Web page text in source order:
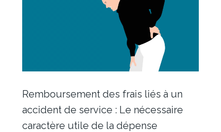
Remboursement des frais liés à un
accident de service : Le nécessaire
caractère utile de la dépense